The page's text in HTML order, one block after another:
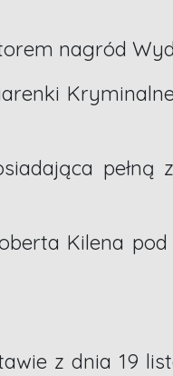
nagród
pełną
Kilena pod
z dnia 19